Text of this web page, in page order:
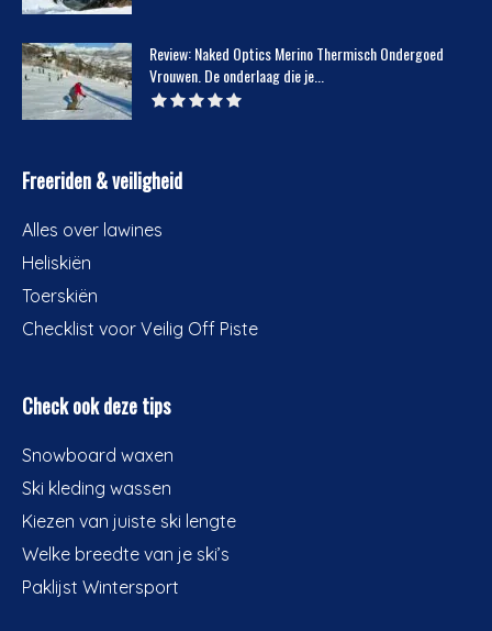
Review: Naked Optics Merino Thermisch Ondergoed
Vrouwen. De onderlaag die je...
Freeriden & veiligheid
Alles over lawines
Heliskiën
Toerskiën
Checklist voor Veilig Off Piste
Check ook deze tips
Snowboard waxen
Ski kleding wassen
Kiezen van juiste ski lengte
Welke breedte van je ski’s
Paklijst Wintersport